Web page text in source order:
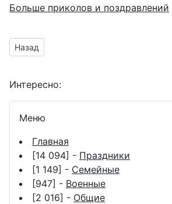
Больше приколов и поздравлений
Предыдущий материал: гиф картинки
Назад
Интересно:
Меню
Главная
[14 094] - Праздники
[1 149] - Семейные
[947] - Военные
[2 016] - Общие